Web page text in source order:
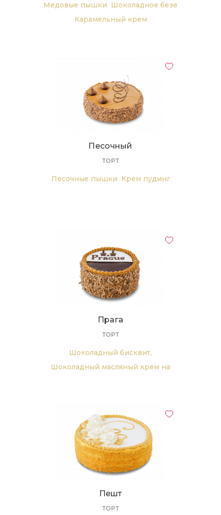
Медовые пышки Шоколадное безе
Карамельный крем
Песочный
ТОРТ
Песочные пышки Крем пудинг
Прага
ТОРТ
Шоколадный бисквит,
Шоколадный масляный крем на
Пешт
ТОРТ